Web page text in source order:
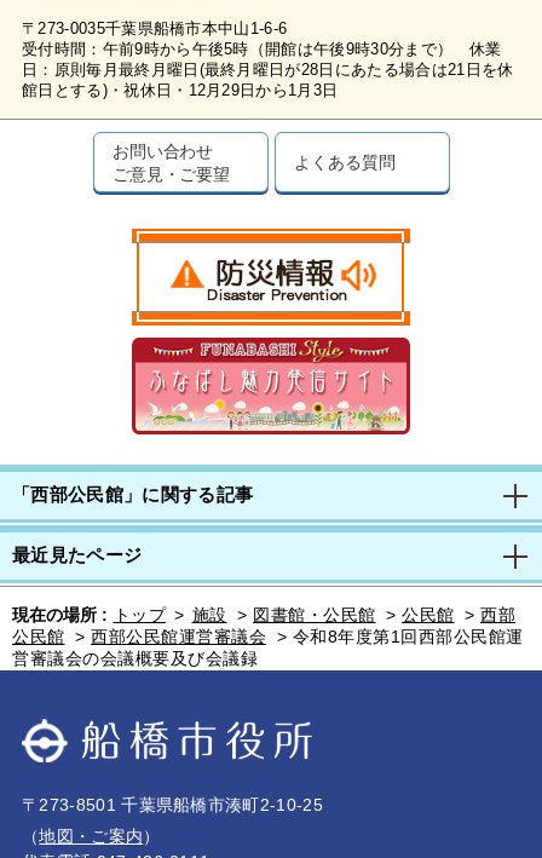
〒273-0035千葉県船橋市本中山1-6-6
受付時間：午前9時から午後5時（開館は午後9時30分まで） 休業
日：原則毎月最終月曜日(最終月曜日が28日にあたる場合は21日を休
館日とする)・祝休日・12月29日から1月3日
お問い合わせ
ご意見・ご要望
よくある質問
「西部公民館」に関する記事
最近見たページ
現在の場所 : トップ > 施設 > 図書館・公民館 > 公民館 > 西部
公民館 > 西部公民館運営審議会 > 令和8年度第1回西部公民館運
営審議会の会議概要及び会議録
〒273-8501 千葉県船橋市湊町2-10-25
（地図・ご案内）